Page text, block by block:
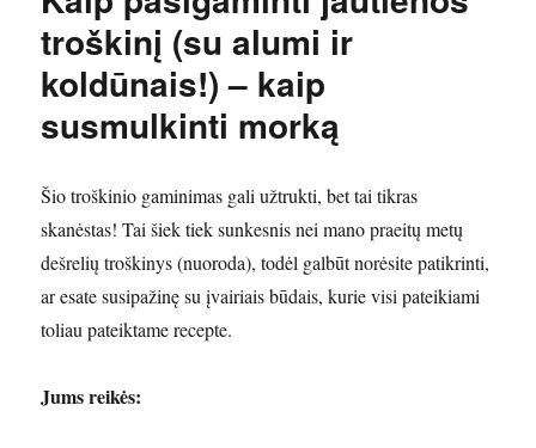
troškinį (su alumi ir
koldūnais!) – kaip
susmulkinti morką
Šio troškinio gaminimas gali užtrukti, bet tai tikras
skanėstas! Tai šiek tiek sunkesnis nei mano praeitų metų
dešrelių troškinys (nuoroda), todėl galbūt norėsite patikrinti,
ar esate susipažinę su įvairiais būdais, kurie visi pateikiami
toliau pateiktame recepte.
Jums reikės: